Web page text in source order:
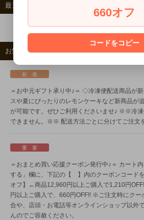
最近チェックした商品
お知らせ
新 着
＝お中元ギフト承り中♪＝ ◇冷凍便配送商品が
スや夏にぴったりのレモンケーキなど新商品が
が可能です。ぜひご利用くださいませ♪ ※※冷凍
できません。※※ 配送方法ごとに分けてご注文
重 要
＝おまとめ買い応援クーポン発行中♪＝ カート
する」欄に、下記の【 】内のクーポンコードを
オフ】←商品12,960円以上ご購入で1,210円
円以上ご購入で、660円OFF!! ※ご注文時にクー
合や、店頭・お電話等オンラインショップ以外
んのでご容赦ください。
660オフ
コードをコピー